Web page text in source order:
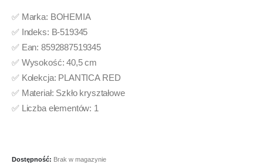
✅ Marka: BOHEMIA
✅ Indeks: B-519345
✅ Ean: 8592887519345
✅ Wysokość: 40,5 cm
✅ Kolekcja: PLANTICA RED
✅ Materiał: Szkło kryształowe
✅ Liczba elementów: 1
Dostępność: Brak w magazynie